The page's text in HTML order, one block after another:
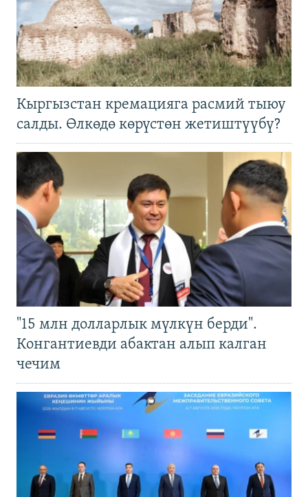
Кыргызстан кремацияга расмий тыюу
салды. Өлкөдө көрүстөн жетиштүүбү?
"15 млн долларлык мүлкүн берди".
Конгантиевди абактан алып калган
чечим